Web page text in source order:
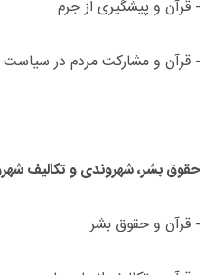
- قرآن و پیشگیری از جرم
- قرآن و مشارکت مردم در سیاست
حقوق بشر، شهروندی و تکالیف
- قرآن و حقوق بشر